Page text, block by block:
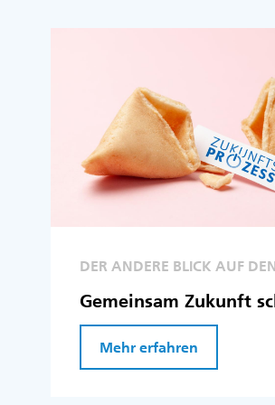
DER ANDERE BLICK AUF
Gemeinsam Zukunft
Mehr erfahren